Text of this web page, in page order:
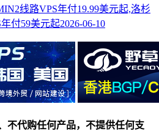
线路VPS年付19.99美元起,洛杉
付59美元起2026-06-10
不代购任何产品，不提供任何支